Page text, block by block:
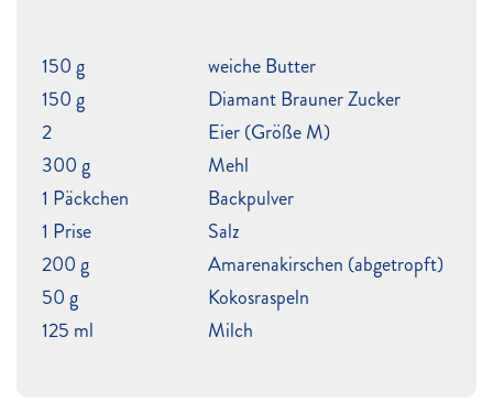
150 g
weiche Butter
150 g
Diamant Brauner Zucker
2
Eier (Größe M)
300 g
Mehl
1 Päckchen
Backpulver
1 Prise
Salz
200 g
Amarenakirschen (abgetropft)
50 g
Kokosraspeln
125 ml
Milch